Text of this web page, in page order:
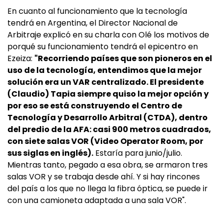
En cuanto al funcionamiento que la tecnología
tendrá en Argentina, el Director Nacional de
Arbitraje explicó en su charla con Olé los motivos de
porqué su funcionamiento tendrá el epicentro en
Ezeiza: "Recorriendo países que son pioneros en el
uso de la tecnología, entendimos que la mejor
solución era un VAR centralizado. El presidente
(Claudio) Tapia siempre quiso la mejor opción y
por eso se está construyendo el Centro de
Tecnología y Desarrollo Arbitral (CTDA), dentro
del predio de la AFA: casi 900 metros cuadrados,
con siete salas VOR (Video Operator Room, por
sus siglas en inglés). Estaría para junio/julio.
Mientras tanto, pegado a esa obra, se armaron tres
salas VOR y se trabaja desde ahí. Y si hay rincones
del país a los que no llega la fibra óptica, se puede ir
con una camioneta adaptada a una sala VOR".